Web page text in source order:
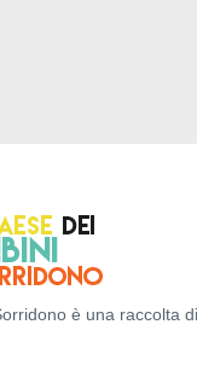
è una raccolta